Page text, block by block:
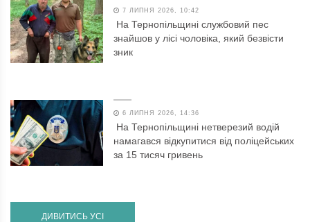
7 ЛИПНЯ 2026, 10:42
На Тернопільщині службовий пес
знайшов у лісі чоловіка, який безвісти
зник
6 ЛИПНЯ 2026, 14:36
На Тернопільщині нетверезий водій
намагався відкупитися від поліцейських
за 15 тисяч гривень
ДИВИТИСЬ УСІ